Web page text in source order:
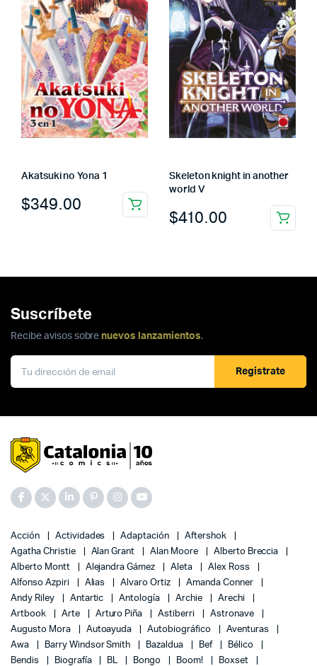
Akatsuki no Yona 1
$349.00
Skeleton knight in another
world V
$410.00
Suscríbete
Recibe avisos sobre nuevos lanzamientos.
Registrate
Acción Actividades Adaptación
Aftershok
Agatha Christie
Alan Grant Alan Moore
Alberto Breccia
Alberto Montt
Alejandra Gámez Aleta
Alex Ross
Alfonso Azpiri
Alias Alvaro Ortiz
Amanda Conner
Andy Riley
Antartic Antología Archie
Arechi
Artbook
Arte Arturo Piña Astiberri
Astronave
Augusto Mora
Autoayuda Autobiográfico
Aventuras
Awa
Barry Windsor Smith Bazaldua Bef
Bélico
Bendis
Biografía BL Bongo Boom!
Boxset